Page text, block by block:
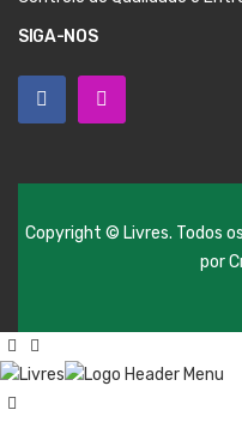
SIGA-NOS
Copyright © Livres. Todos
por